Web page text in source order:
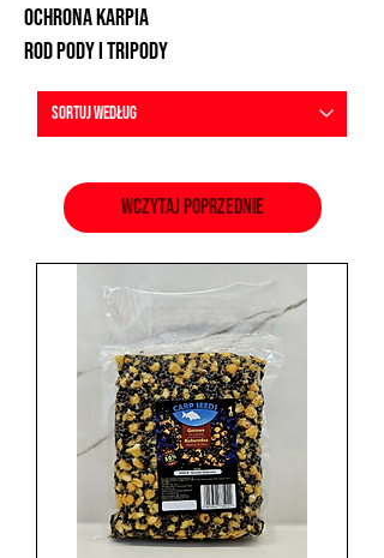
ochrona karpia
ROD pody i tripody
Wczytaj poprzednie